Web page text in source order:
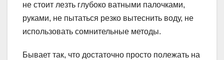
не стоит лезть глубоко ватными палочками,
руками, не пытаться резко вытеснить воду, не
использовать сомнительные методы.
Бывает так, что достаточно просто полежать на